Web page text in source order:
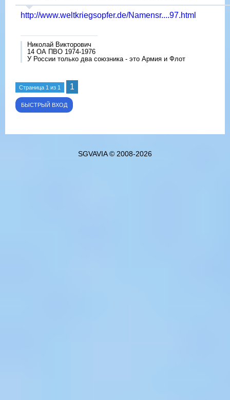
http://www.weltkriegsopfer.de/Namensr....97.html
Николай Викторович
14 ОА ПВО 1974-1976
У России только два союзника - это Армия и Флот
Страница 1 из 1 1
SGVAVIA © 2008-2026